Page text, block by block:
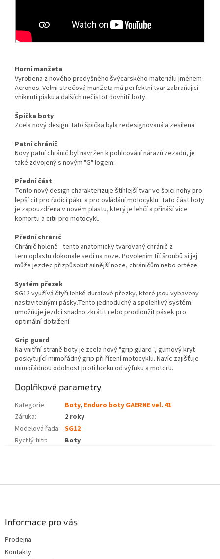
Horní manžeta
Vyrobena z nového prodyšného švýcarského materiálu jménem
Acronos. Velmi strečová manžeta má perfektní tvar zabraňující
vniknutí písku a dalších nečistot dovnitř boty.
Špička boty
Zcela nový design. tato špička byla redesignovaná a zesílená.
Patní chránič
Nový patní chránič byl navržen k pohlcování nárazů zezadu, je
také zdvojený s novým "G" logem.
Přední část
Tento nový design charakterizuje štíhlejší tvar ve špici nohy pro
lepší cit pro řadící páku a pro ovládání motocyklu. Tato část boty
je zapouzdřena v novém plastu, který je lehčí a přináší více
komortu a citu pro motocykl.
Přední chránič
Chránič holeně - tento anatomicky tvarovaný chránič z
termoplastu dokonale sedí na noze. Povolením tří šroubů si jej
může jezdec přizpůsobit silnější noze, chráničům nebo ortéze.
Systém přezek
SG12 využívá čtyři lehké duralové přezky, které jsou vybaveny
nastavitelnými pásky.Tento jednoduchý a spolehlivý systém
umožňuje jezdci snadno zkrátit nebo prodloužit pásek pro
optimální dotažení.
Grip guard
Na vnitřní straně boty je zcela nový "grip guard ", gumový kryt
poskytující mimořádný grip při řízení motocyklu. Navíc zajišťuje
mimořádnou odolnost proti horku od výfuku a motoru.
Doplňkové parametry
Kategorie: Boty, Enduro boty GAERNE vel. 41
Záruka:
2 roky
Modelová řada: SG12
Rychlý filtr: Boty
Informace pro vás
Prodejna
Kontakty